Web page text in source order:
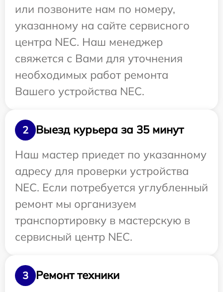
или позвоните нам по номеру,
указанному на сайте сервисного
центра NEC. Наш менеджер
свяжется с Вами для уточнения
необходимых работ ремонта
Вашего устройства NEC.
2
Выезд курьера за 35 минут
Наш мастер приедет по указанному
адресу для проверки устройства
NEC. Если потребуется углубленный
ремонт мы организуем
транспортировку в мастерскую в
сервисный центр NEC.
3
Ремонт техники